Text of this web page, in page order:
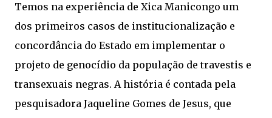
Temos na experiência de Xica Manicongo um
dos primeiros casos de institucionalização e
concordância do Estado em implementar o
projeto de genocídio da população de travestis e
transexuais negras. A história é contada pela
pesquisadora Jaqueline Gomes de Jesus, que